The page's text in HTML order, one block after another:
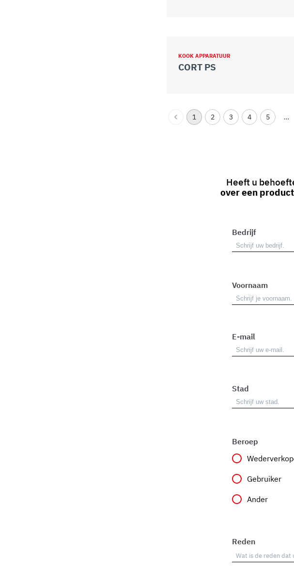
KOOK APPARATUUR
CORT PS
1 2 3 4 5 …
Heeft u
over een product
Bedrijf
Voornaam
E-mail
Stad
Beroep
Gebruiker
Ander
Reden